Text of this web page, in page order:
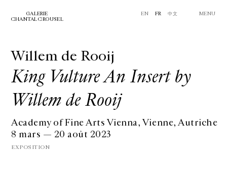
GALERIE
CHANTAL CROUSEL
EN FR 中文 MENU
Willem de Rooij
King Vulture An Insert by
Willem de Rooij
Academy of Fine Arts Vienna, Vienne, Autriche
8 mars — 20 août 2023
EXPOSITION